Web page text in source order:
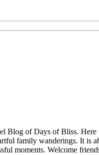
Blog of Days of Bliss.
family wanderings. It is
moments. Welcome